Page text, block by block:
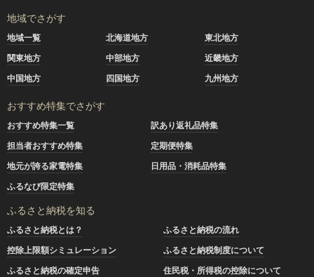
地域でさがす
地域一覧 北海道地方
東北地方
関東地方
中部地方
近畿地方
中国地方
四国地方 九州地方
おすすめ特集でさがす
おすすめ特集一覧
訳あり返礼品特集
担当者おすすめ特集
定期便特集
地元が誇る家電特集
日用品・消耗品特集
ふるなび限定特集
ふるさと納税を知る
ふるさと納税とは？
ふるさと納税の流れ
控除上限額シミュレーション
ふるさと納税制度について
ふるさと納税の確定申告
住民税・所得税の控除について